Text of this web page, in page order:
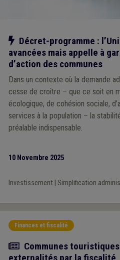
Notre action
Décret-programme :
avancées mais appelle à
d’action des communes
Dans un contexte où la demande
cesse de croître – que ce soit en
écologique, de cohésion sociale,
services à la population – la
préalable indispensable.
10 Novembre 2025
Investissement| Simplification
Finances et fiscalité
Article
Communes
externalités par la fiscalité